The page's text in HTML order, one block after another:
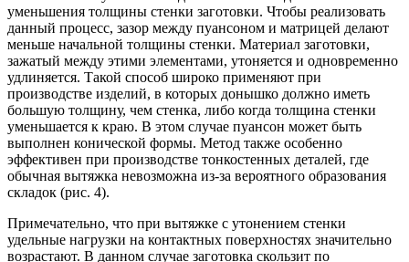
уменьшения толщины стенки заготовки. Чтобы реализовать
данный процесс, зазор между пуансоном и матрицей делают
меньше начальной толщины стенки. Материал заготовки,
зажатый между этими элементами, утоняется и одновременно
удлиняется. Такой способ широко применяют при
производстве изделий, в которых донышко должно иметь
большую толщину, чем стенка, либо когда толщина стенки
уменьшается к краю. В этом случае пуансон может быть
выполнен конической формы. Метод также особенно
эффективен при производстве тонкостенных деталей, где
обычная вытяжка невозможна из-за вероятного образования
складок (рис. 4).
Примечательно, что при вытяжке с утонением стенки
удельные нагрузки на контактных поверхностях значительно
возрастают. В данном случае заготовка скользит по